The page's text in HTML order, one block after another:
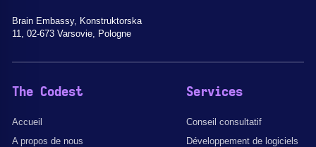
Brain Embassy, Konstruktorska
11, 02-673 Varsovie, Pologne
The Codest
Accueil
A propos de nous
Services
Conseil consultatif
Développement de logiciels